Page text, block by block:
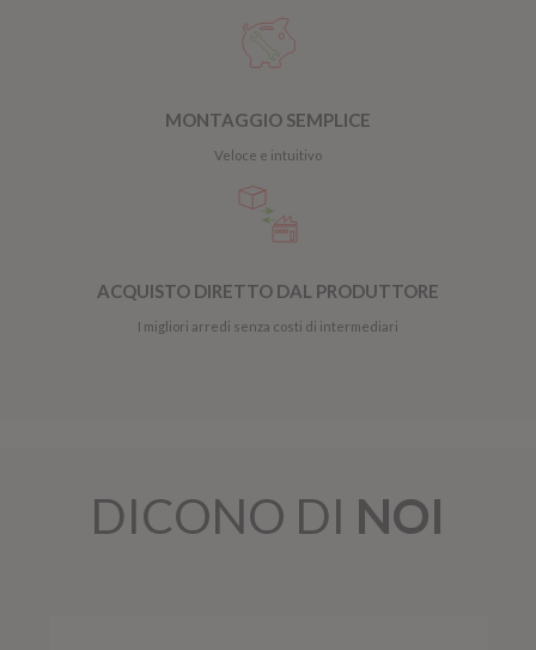
MONTAGGIO SEMPLICE
Veloce e intuitivo
ACQUISTO DIRETTO DAL PRODUTTORE
I migliori arredi senza costi di intermediari
DICONO DI NOI